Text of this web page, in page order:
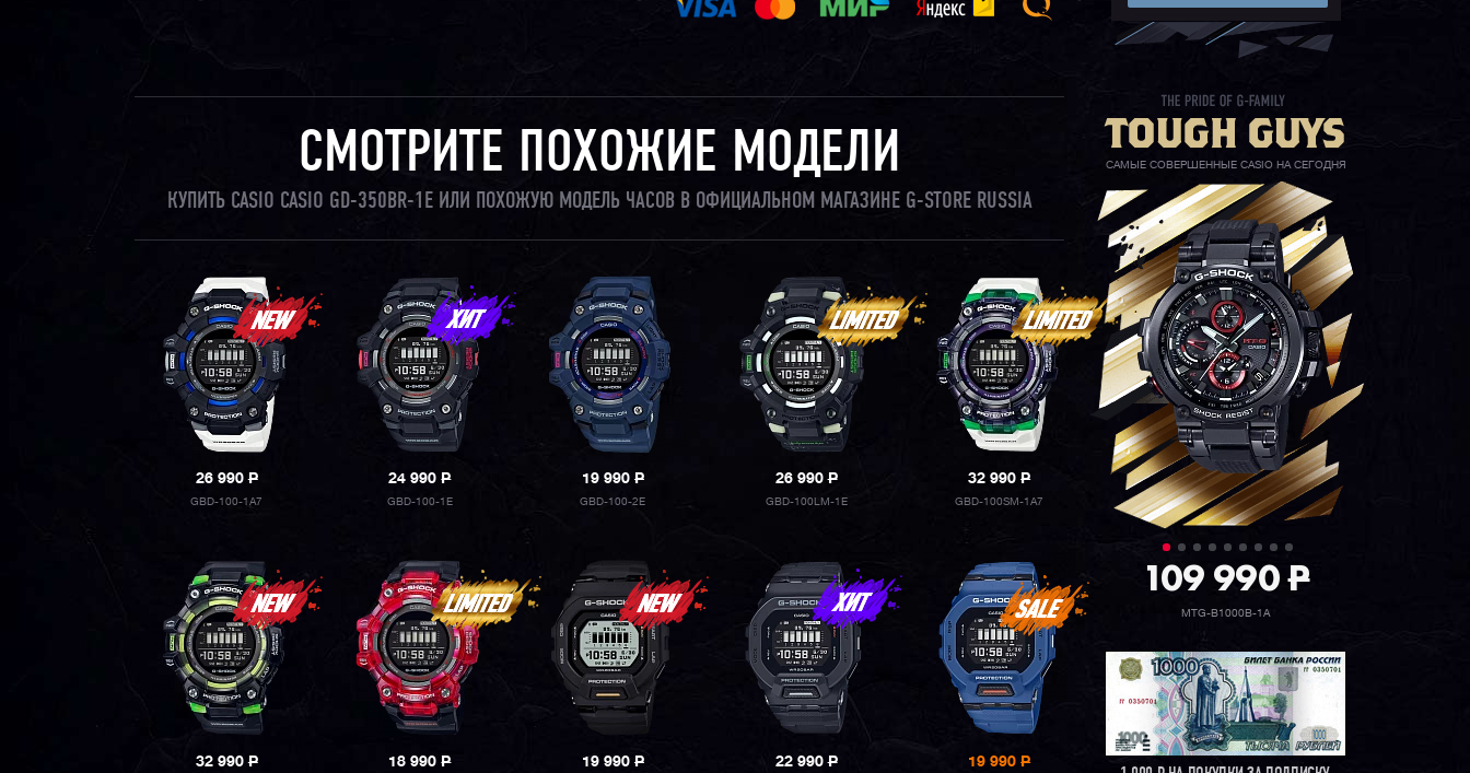
СМОТРИТЕ ПОХОЖИЕ МОДЕЛИ
КУПИТЬ CASIO CASIO GD-350BR-1E ИЛИ ПОХОЖУЮ МОДЕЛЬ ЧАСОВ В ОФИЦИАЛЬНОМ МАГАЗИНЕ G-STORE RUSSIA
26 990P
GBD-100-1A7
24 990P
GBD-100-1E
19 990 P
GBD-100-2E
26 990P
GBD-100LM-1E
32 990P
GBD-100SM-1A7
32 990P 18 990P 19 990 P 22 990P 19 990P
САМЫЕ СОВЕРШЕННЫЕ CASIO НА СЕГОДНЯ
109 990P
MTG-B1000B-1A